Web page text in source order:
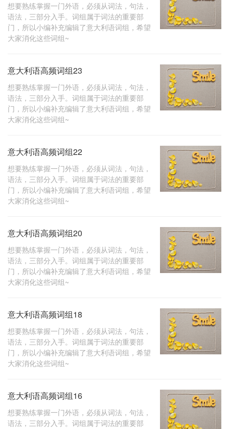
想要熟练掌握一门外语，必须从词法，句法，
语法，三部分入手。词组属于词法的重要部
门，所以小编补充编辑了意大利语词组，希望
大家消化这些词组~
意大利语高频词组23
想要熟练掌握一门外语，必须从词法，句法，
语法，三部分入手。词组属于词法的重要部
门，所以小编补充编辑了意大利语词组，希望
大家消化这些词组~
意大利语高频词组22
想要熟练掌握一门外语，必须从词法，句法，
语法，三部分入手。词组属于词法的重要部
门，所以小编补充编辑了意大利语词组，希望
大家消化这些词组~
意大利语高频词组20
想要熟练掌握一门外语，必须从词法，句法，
语法，三部分入手。词组属于词法的重要部
门，所以小编补充编辑了意大利语词组，希望
大家消化这些词组~
意大利语高频词组18
想要熟练掌握一门外语，必须从词法，句法，
语法，三部分入手。词组属于词法的重要部
门，所以小编补充编辑了意大利语词组，希望
大家消化这些词组~
意大利语高频词组16
想要熟练掌握一门外语，必须从词法，句法，
语法，三部分入手。词组属于词法的重要部